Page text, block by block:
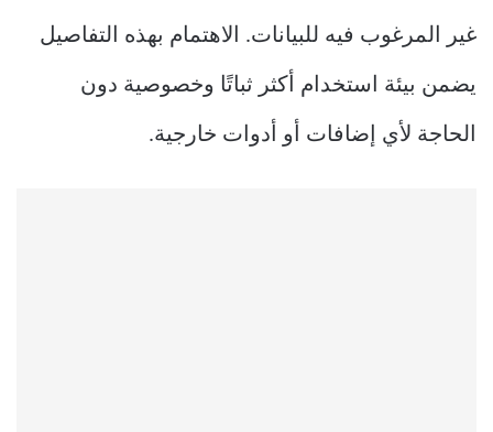
غير المرغوب فيه للبيانات. الاهتمام بهذه التفاصيل
يضمن بيئة استخدام أكثر ثباتًا وخصوصية دون
الحاجة لأي إضافات أو أدوات خارجية.